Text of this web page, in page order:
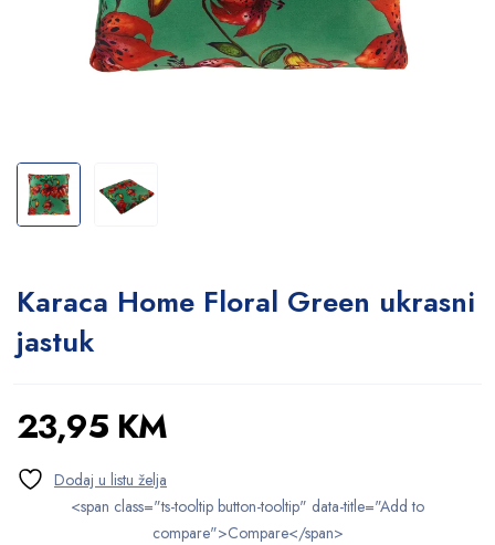
Karaca Home Floral Green ukrasni
jastuk
23,95 KM
<span class="ts-tooltip button-tooltip" data-title="Add to
compare">Compare</span>